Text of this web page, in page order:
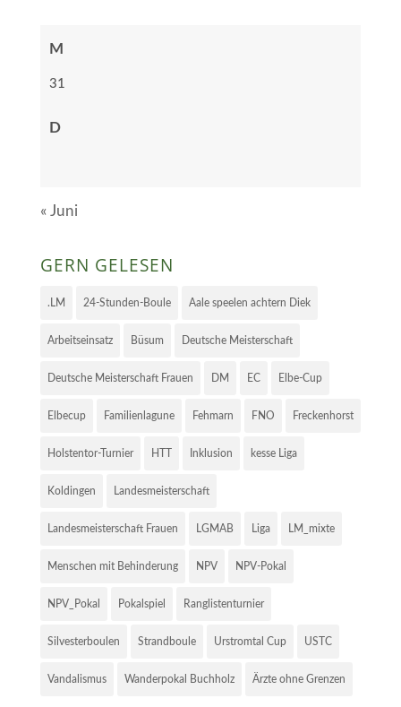
M
31
D
« Juni
GERN GELESEN
.LM 24-Stunden-Boule Aale speelen achtern Diek
Arbeitseinsatz Büsum Deutsche Meisterschaft
Deutsche Meisterschaft Frauen DM EC Elbe-Cup
Elbecup Familienlagune Fehmarn FNO Freckenhorst
Holstentor-Turnier HTT Inklusion kesse Liga
Koldingen Landesmeisterschaft
Landesmeisterschaft Frauen LGMAB Liga LM_mixte
Menschen mit Behinderung NPV NPV-Pokal
NPV_Pokal Pokalspiel Ranglistenturnier
Silvesterboulen Strandboule Urstromtal Cup USTC
Vandalismus Wanderpokal Buchholz Ärzte ohne Grenzen